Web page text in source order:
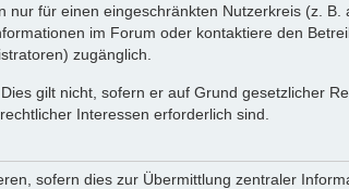
für einen eingeschränkten Nutzerkreis (z. B.
im Forum oder kontaktiere den
zugänglich.
gilt nicht, sofern er auf Grund gesetzlicher
Interessen erforderlich sind.
sofern dies zur Übermittlung zentraler